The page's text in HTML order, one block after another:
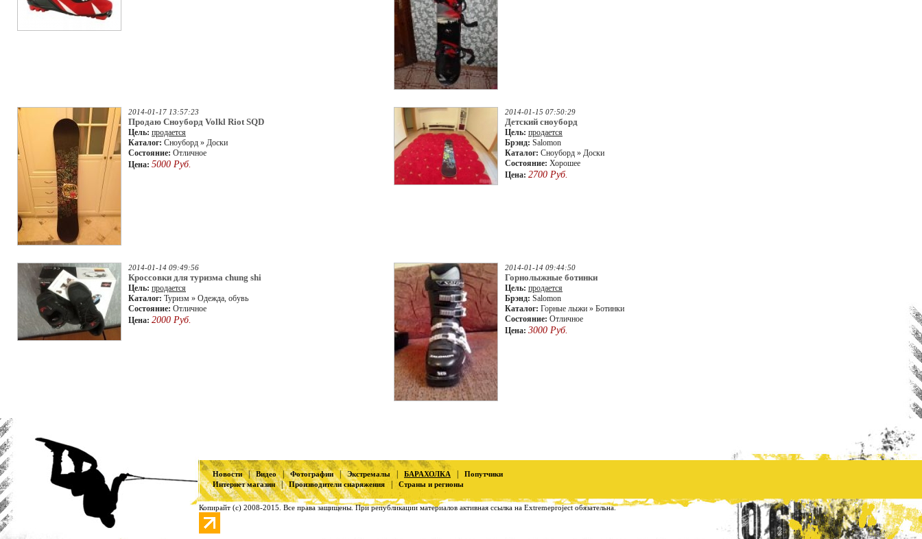
2014-01-17 13:57:23
Продаю Сноуборд Volkl Riot SQD
Цель: продается
Каталог: Сноуборд » Доски
Состояние: Отличное
Цена: 5000 Руб.
2014-01-15 07:50:29
Детский сноуборд
Цель: продается
Брэнд: Salomon
Каталог: Сноуборд » Доски
Состояние: Хорошее
Цена: 2700 Руб.
2014-01-14 09:49:56
Кроссовки для туризма chung shi
Цель: продается
Каталог: Туризм » Одежда, обувь
Состояние: Отличное
Цена: 2000 Руб.
2014-01-14 09:44:50
Горнолыжные ботинки
Цель: продается
Брэнд: Salomon
Каталог: Горные лыжи » Ботинки
Состояние: Отличное
Цена: 3000 Руб.
Новости|Видео|Фотографии|Экстремалы БАРАХОЛКА
Попутчики
Интернет магазин|Производители снаряжения Страны и регионы
Копирайт (с) 2008-2015. Все права защищены. При републикации материалов активная ссылка на Extremeproject обязательна.